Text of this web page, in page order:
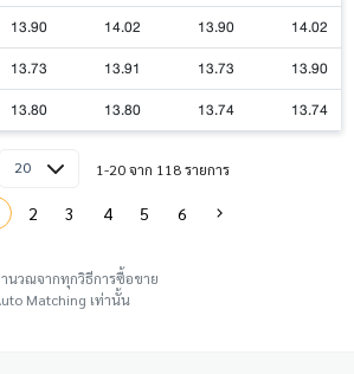
13.90 14.02 13.90
14.02
13.73 13.91 13.73
13.90
13.80 13.80 13.74 13.74
20 1-20 จาก 118 รายการ
2 3 4 5 6
นวณจากทุกวิธีการซื้อขาย
Matching เท่านั้น